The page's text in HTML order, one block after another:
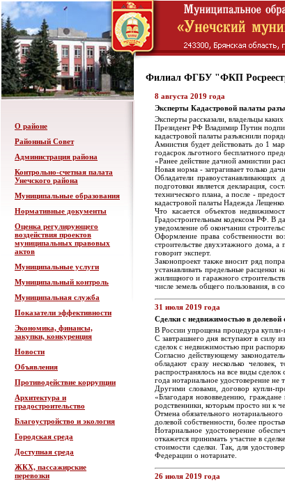
О районе
Районный Совет
Администрация района
Контрольно-счетная палата
Унечского района
Муниципальные образования
Нормативные документы
Оценка регулирующего
воздействия проектов
муниципальных правовых
актов
Муниципальные услуги
Муниципальный контроль
Муниципальная служба
Показатели эффективности
Экономика, финансы,
закупки, конкуренция
Новости
Объявления
Противодействие коррупции
Архитектура и
градостроительство
Благоустройство и экология
Городская среда
Доступная среда
ЖКХ, пассажирские
перевозки
Филиал ФГБУ "ФКП
8 августа 2019 года
Эксперты Кадастровой палаты
Эксперты рассказали, владельцы
Президент РФ Владимир Путин
кадастровой палаты разъяснили
Амнистия будет действовать до 1
годасрок льготного бесплатного
«Ранее действие дачной амнистии
Новая норма - затрагивает только
Обладатели правоустанавливающих
подготовки является декларация,
технического плана, а после -
кадастровой палаты Надежда Лещенко.
Что касается объектов
Градостроительным кодексом РФ. В
уведомление об окончании
Оформление права собственности
строительстве двухэтажного дома,
говорит эксперт.
Законопроект также вносит ряд
устанавливать предельные расценки
жилищного и гаражного
числе земель общего пользования, в
31 июля 2019 года
Сделки с недвижимостью в долевой
В России упрощена процедура
С завтрашнего дня вступают в силу
сделок с недвижимостью при
Согласно действующему
обладают сразу несколько
распространялось на все виды
года нотариальное удостоверение
Другими словами, договор купли-
«Благодаря нововведению,
родственники, которым просто ни к
Отмена обязательного
долевой собственности, более
Нотариальное удостоверение
откажется принимать участие в
стоимости сделки. Так, для
Федерации о нотариате.
26 июля 2019 года